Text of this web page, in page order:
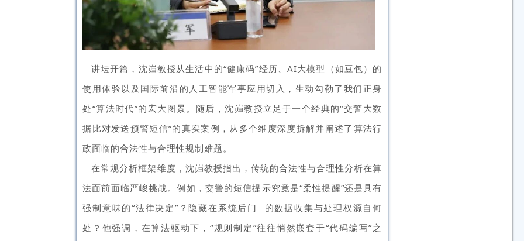
讲坛开篇，沈岿教授从生活中的“健康码”经历、AI大模型（如豆包）的
使用体验以及国际前沿的人工智能军事应用切入，生动勾勒了我们正身
处“算法时代”的宏大图景。随后，沈岿教授立足于一个经典的“交警大数
据比对发送预警短信”的真实案例，从多个维度深度拆解并阐述了算法行
政面临的合法性与合理性规制难题。
在常规分析框架维度，沈岿教授指出，传统的合法性与合理性分析在算
法面前面临严峻挑战。例如，交警的短信提示究竟是“柔性提醒”还是具有
强制意味的“法律决定”？隐藏在 系统后门
的数据收集与处理权源自何
处？他强调，在算法驱动下，“规则制定”往往悄然嵌套于“代码编写”之